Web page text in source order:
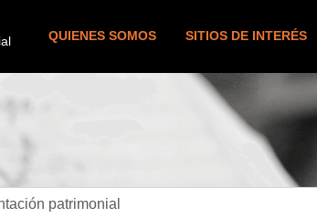
QUIENES SOMOS SITIOS DE INTERÉS